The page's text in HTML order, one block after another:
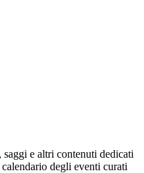
e altri contenuti dedicati
degli eventi curati